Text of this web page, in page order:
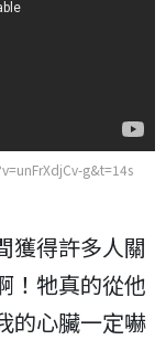
g&t=14s
獲得許多人關
！牠真的從他
的心臟一定嚇